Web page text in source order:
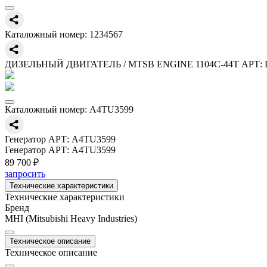
Каталожный номер: 1234567
ДИЗЕЛЬНЫЙ ДВИГАТЕЛЬ / MTSB ENGINE 1104C-44T АРТ:
Каталожный номер: A4TU3599
Генератор АРТ: A4TU3599
Генератор АРТ: A4TU3599
89 700 ₽
запросить
Технические характеристики
Технические характеристики
Бренд
MHI (Mitsubishi Heavy Industries)
Техническое описание
Техническое описание